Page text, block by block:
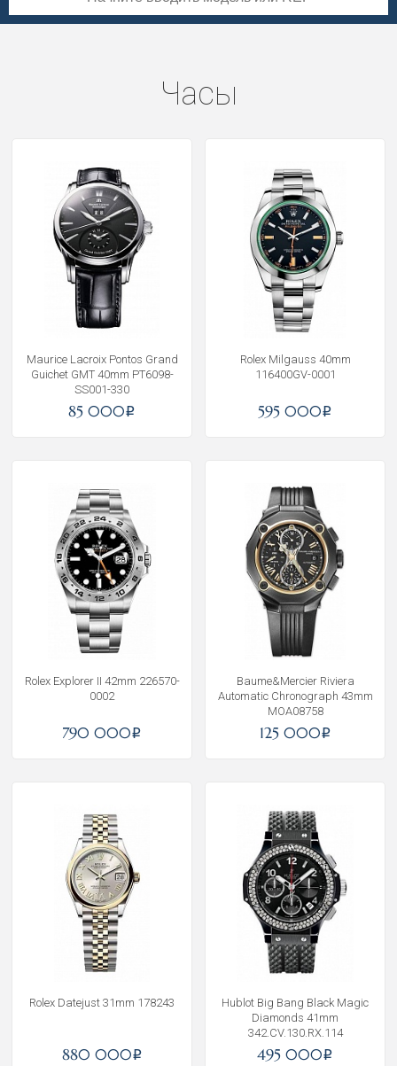
Часы
Maurice Lacroix Pontos Grand
Guichet GMT 40mm PT6098-
SS001-330
85 000i
Rolex Milgauss 40mm
116400GV-0001
595 000i
Rolex Explorer II 42mm 226570-
0002
790 000i
Baume&Mercier Riviera
Automatic Chronograph 43mm
MOA08758
125 000i
Rolex Datejust 31mm 178243
880 000i
Hublot Big Bang Black Magic
Diamonds 41mm
342.CV.130.RX.114
495 000i